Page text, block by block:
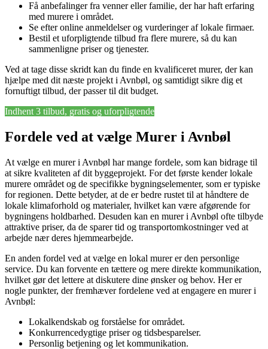
Få anbefalinger fra venner eller familie, der har haft erfaring
med murere i området.
Se efter online anmeldelser og vurderinger af lokale firmaer.
Bestil et uforpligtende tilbud fra flere murere, så du kan
sammenligne priser og tjenester.
Ved at tage disse skridt kan du finde en kvalificeret murer, der kan
hjælpe med dit næste projekt i Avnbøl, og samtidigt sikre dig et
fornuftigt tilbud, der passer til dit budget.
Indhent 3 tilbud, gratis og uforpligtende
Fordele ved at vælge Murer i Avnbøl
At vælge en murer i Avnbøl har mange fordele, som kan bidrage til
at sikre kvaliteten af dit byggeprojekt. For det første kender lokale
murere området og de specifikke bygningselementer, som er typiske
for regionen. Dette betyder, at de er bedre rustet til at håndtere de
lokale klimaforhold og materialer, hvilket kan være afgørende for
bygningens holdbarhed. Desuden kan en murer i Avnbøl ofte tilbyde
attraktive priser, da de sparer tid og transportomkostninger ved at
arbejde nær deres hjemmearbejde.
En anden fordel ved at vælge en lokal murer er den personlige
service. Du kan forvente en tættere og mere direkte kommunikation,
hvilket gør det lettere at diskutere dine ønsker og behov. Her er
nogle punkter, der fremhæver fordelene ved at engagere en murer i
Avnbøl:
Lokalkendskab og forståelse for området.
Konkurrencedygtige priser og tidsbesparelser.
Personlig betjening og let kommunikation.